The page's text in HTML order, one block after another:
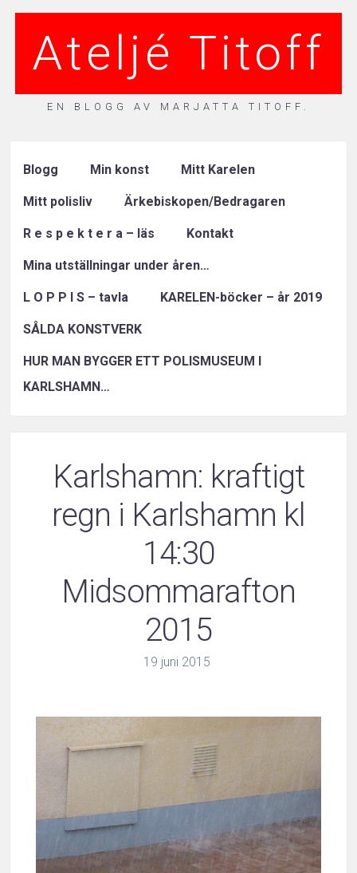
Ateljé Titoff
EN BLOGG AV MARJATTA TITOFF.
Blogg Min konst Mitt Karelen
Mitt polisliv Ärkebiskopen/Bedragaren
R e s p e k t e r a – läs Kontakt
Mina utställningar under åren…
L O P P I S – tavla KARELEN-böcker – år 2019
SÅLDA KONSTVERK
HUR MAN BYGGER ETT POLISMUSEUM I
KARLSHAMN…
Karlshamn: kraftigt
regn i Karlshamn kl
14:30
Midsommarafton
2015
19 juni 2015